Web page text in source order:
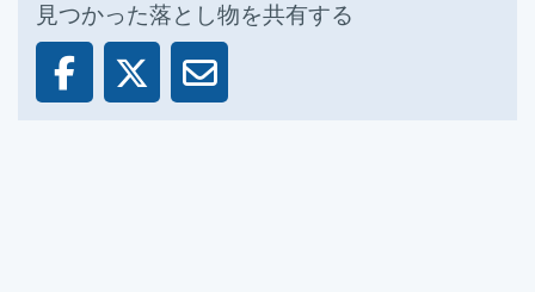
見つかった落とし物を共有する